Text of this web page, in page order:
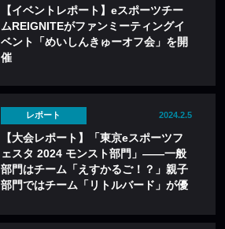
【イベントレポート】eスポーツチー
ムREIGNITEがファンミーティングイ
ベント「めいしんきゅーオフ会」を開
催
レポート 2024.2.5
【大会レポート】「東京eスポーツフ
ェスタ 2024 モンスト部門」——一般
部門はチーム「えすかるご！？」親子
部門ではチーム「リトルバード」が優